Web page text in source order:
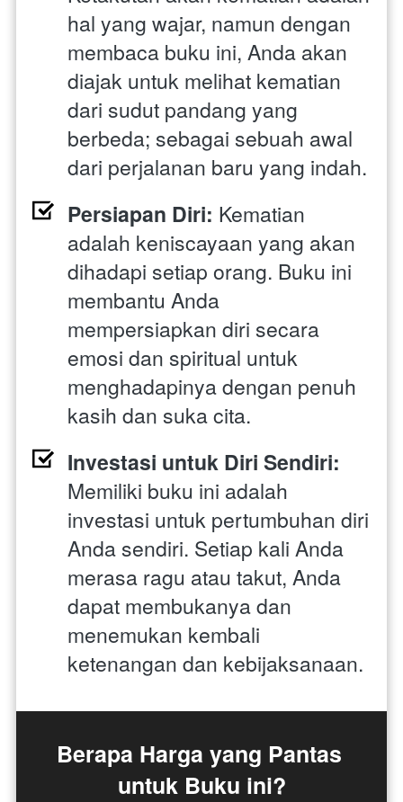
hal yang wajar, namun dengan
membaca buku ini, Anda akan
diajak untuk melihat kematian
dari sudut pandang yang
berbeda; sebagai sebuah awal
dari perjalanan baru yang indah.
Persiapan Diri: Kematian
adalah keniscayaan yang akan
dihadapi setiap orang. Buku ini
membantu Anda
mempersiapkan diri secara
emosi dan spiritual untuk
menghadapinya dengan penuh
kasih dan suka cita.
Memiliki buku ini adalah
investasi untuk pertumbuhan diri
Anda sendiri. Setiap kali Anda
merasa ragu atau takut, Anda
dapat membukanya dan
menemukan kembali
ketenangan dan kebijaksanaan.
Berapa Harga yang Pantas
untuk Buku ini?